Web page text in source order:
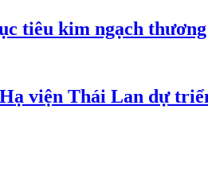
tiêu kim ngạch
viện Thái Lan dự